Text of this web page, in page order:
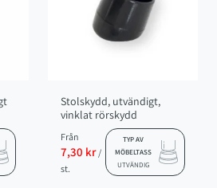
Stolskydd, utvändigt,
vinklat rörskydd
Från
7,30 kr /
st.
TYP AV
MÖBELTASS
UTVÄNDIG